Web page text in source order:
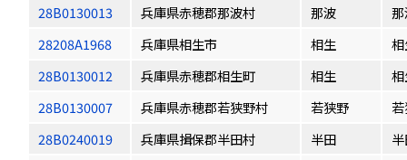
28B0130013
兵庫県赤穂郡那波村 那波
28208A1968
兵庫県相生市 相生
28B0130012
兵庫県赤穂郡相生町 相生
28B0130007
兵庫県赤穂郡若狭野村 若狭野
28B0240019
兵庫県揖保郡半田村 半田